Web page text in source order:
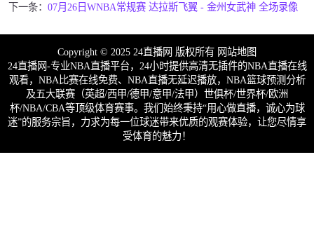
下一条： 07月26日WNBA常规赛 达拉斯飞翼 - 金州女武神 全场录像
Copyright © 2025 24直播网 版权所有 网站地图
24直播网-专业NBA直播平台，24小时提供高清无插件的NBA直播在线
观看，NBA比赛在线免费、NBA直播无延迟播放，NBA篮球预测分析
及五大联赛（英超/西甲/德甲/意甲/法甲）世俱杯/世界杯/欧洲
杯/NBA/CBA等顶级体育赛事。我们始终秉持“用心做直播，诚心为球
迷”的服务宗旨，力求为每一位球迷带来优质的观赛体验，让您尽情享
受体育的魅力！